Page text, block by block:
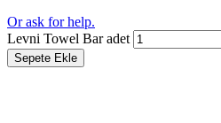
Or ask for help.
Levni Towel Bar adet
Sepete Ekle